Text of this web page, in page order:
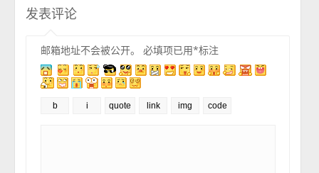
发表评论
邮箱地址不会被公开。 必填项已用*标注